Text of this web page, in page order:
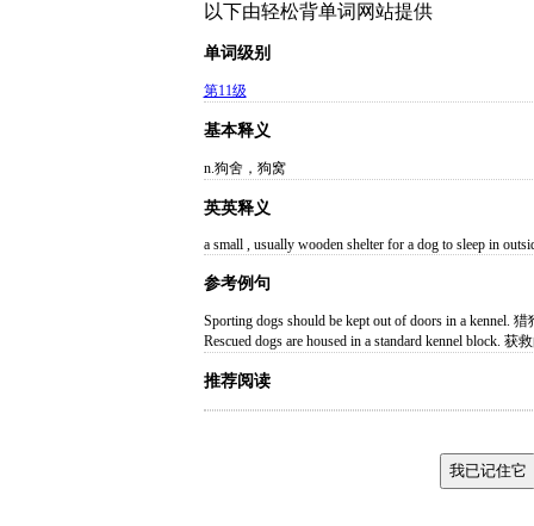
以下由轻松背单词网站提供
单词级别
第11级
基本释义
n.狗舍，狗窝
英英释义
a small , usually wooden shelter for a dog to sleep in
参考例句
Sporting dogs should be kept out of doors in a kennel.
Rescued dogs are housed in a standard kennel block.
推荐阅读